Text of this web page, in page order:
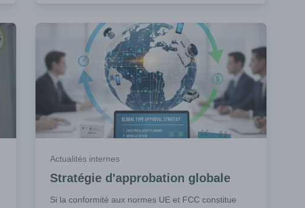
Actualités internes
Stratégie d'approbation globale
Si la conformité aux normes UE et FCC constitue